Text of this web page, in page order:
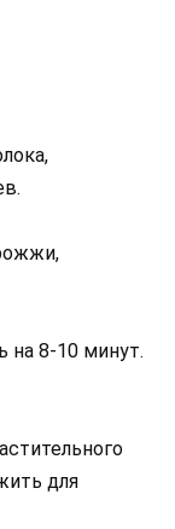
на 8-10 минут.
для